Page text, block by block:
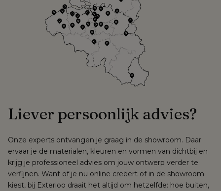
Liever persoonlijk advies?
Onze experts ontvangen je graag in de showroom. Daar
ervaar je de materialen, kleuren en vormen van dichtbij en
krijg je professioneel advies om jouw ontwerp verder te
verfijnen. Want of je nu online creëert of in de showroom
kiest, bij Exterioo draait het altijd om hetzelfde: hoe buiten,